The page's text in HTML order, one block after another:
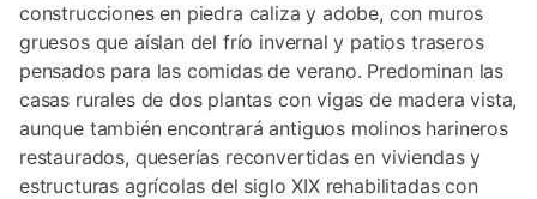
construcciones en piedra caliza y adobe, con muros
gruesos que aíslan del frío invernal y patios traseros
pensados para las comidas de verano. Predominan las
casas rurales de dos plantas con vigas de madera vista,
aunque también encontrará antiguos molinos harineros
restaurados, queserías reconvertidas en viviendas y
estructuras agrícolas del siglo XIX rehabilitadas con